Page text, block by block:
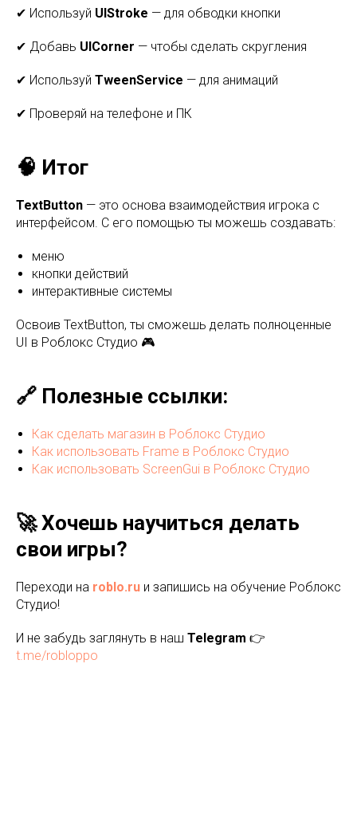
✔ Используй UIStroke — для обводки кнопки
✔ Добавь UICorner — чтобы сделать скругления
✔ Используй TweenService — для анимаций
✔ Проверяй на телефоне и ПК
🧠 Итог
TextButton — это основа взаимодействия игрока с
интерфейсом. С его помощью ты можешь создавать:
меню
кнопки действий
интерактивные системы
Освоив TextButton, ты сможешь делать полноценные
UI в Роблокс Студио 🎮
🔗 Полезные ссылки:
Как сделать магазин в Роблокс Студио
Как использовать Frame в Роблокс Студио
Как использовать ScreenGui в Роблокс Студио
🚀 Хочешь научиться делать
свои игры?
Переходи на roblo.ru и запишись на обучение Роблокс
Студио!
И не забудь заглянуть в наш Telegram 👉
t.me/robloppo